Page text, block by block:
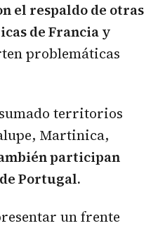
el respaldo de otras
de Francia y
problemáticas
territorios
Martinica,
participan
Portugal.
un frente